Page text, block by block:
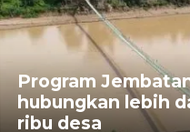
Program
hubungkan lebih
ribu desa